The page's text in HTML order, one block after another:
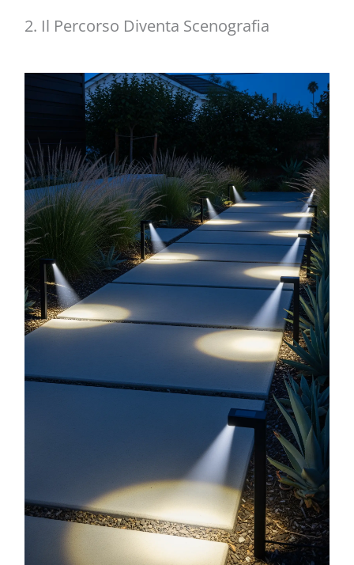
2. Il Percorso Diventa Scenografia